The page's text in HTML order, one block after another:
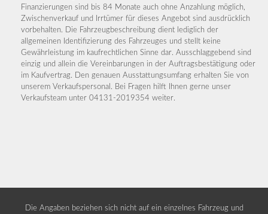
Finanzierungen sind bis 84 Monate auch ohne Anzahlung möglich,
Zwischenverkauf und Irrtümer für dieses Angebot sind ausdrücklich
vorbehalten. Die Fahrzeugbeschreibung dient lediglich der
allgemeinen Identifizierung des Fahrzeuges und stellt keine
Gewährleistung im kaufrechtlichen Sinne dar. Ausschlaggebend sind
einzig und allein die Vereinbarungen in der Auftragsbestätigung oder
im Kaufvertrag. Den genauen Ausstattungsumfang erhalten Sie von
unserem Verkaufspersonal. Bei Fragen hilft Ihnen gerne unser
Verkaufsteam unter 04131-2019354 weiter.
Die Angaben beziehen sich nicht auf ein einzelnes Fahrzeug und